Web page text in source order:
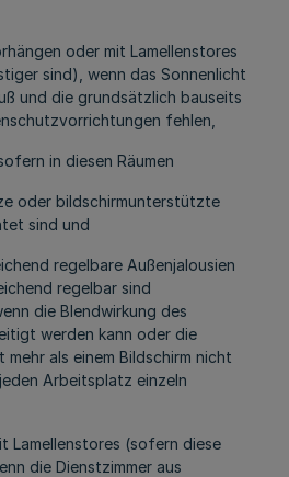
oder mit Lamellenstores
sind), wenn das Sonnenlicht
und die grundsätzlich bauseits
fehlen,
in diesen Räumen
oder bildschirmunterstützte
sind und
regelbare Außenjalousien
regelbar sind
die Blendwirkung des
werden kann oder die
mehr als einem Bildschirm nicht
Arbeitsplatz einzeln
Lamellenstores (sofern diese
die Dienstzimmer aus